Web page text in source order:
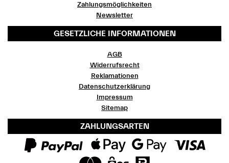
Zahlungsmöglichkeiten
Newsletter
GESETZLICHE INFORMATIONEN
AGB
Widerrufsrecht
Reklamationen
Datenschutzerklärung
Impressum
Sitemap
ZAHLUNGSARTEN